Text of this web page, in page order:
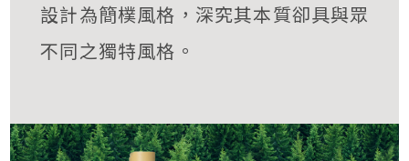
設計為簡樸風格，深究其本質卻具與眾
不同之獨特風格。